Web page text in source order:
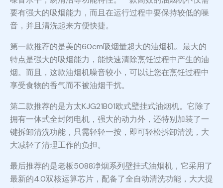
要有强大的吸烟能力，而且在运行过程中要保持较低的噪
音，并且清洗起来方便快捷。
第一款推荐的是美的60cm吸烟量超大的油烟机。最大的
特点是强大的吸烟能力，能快速清除烹饪过程中产生的油
烟。而且，这款油烟机噪音较小，可以让您在烹饪过程中
享受食物的香气而不被油烟干扰。
第二款推荐的是方太KJG21B01欧式壁挂式油烟机。它除了
拥有一体式全封闭电机，强大的动力外，还特别加装了一
键拆卸清洗功能，只需轻轻一按，即可轻松拆卸清洗，大
大减轻了清理工作的负担。
最后推荐的是老板5088净烟系列壁挂式油烟机，它采用了
最新的4.0双核运算芯片，配备了全自动清洗功能，大大提